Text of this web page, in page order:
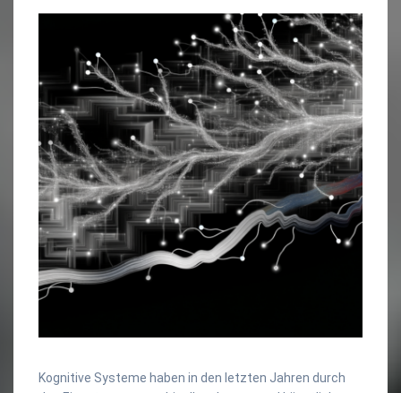
Kognitive Systeme haben in den letzten Jahren durch